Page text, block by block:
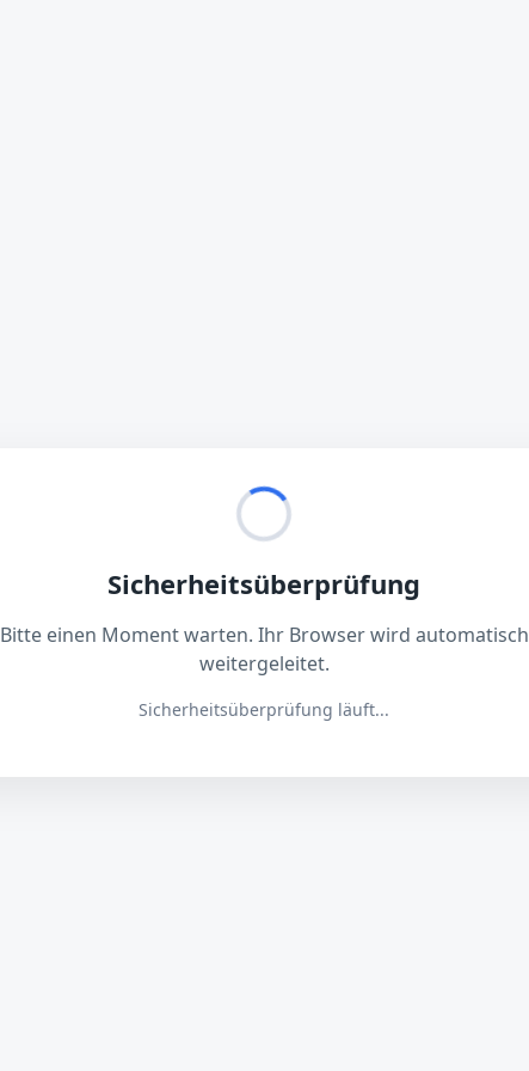
Sicherheitsüberprüfung
Bitte einen Moment warten. Ihr Browser wird automatisch
weitergeleitet.
Sicherheitsüberprüfung läuft...